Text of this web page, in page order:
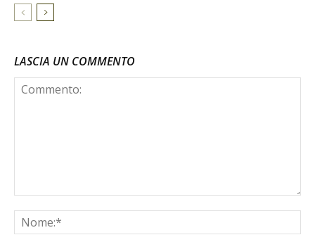
LASCIA UN COMMENTO